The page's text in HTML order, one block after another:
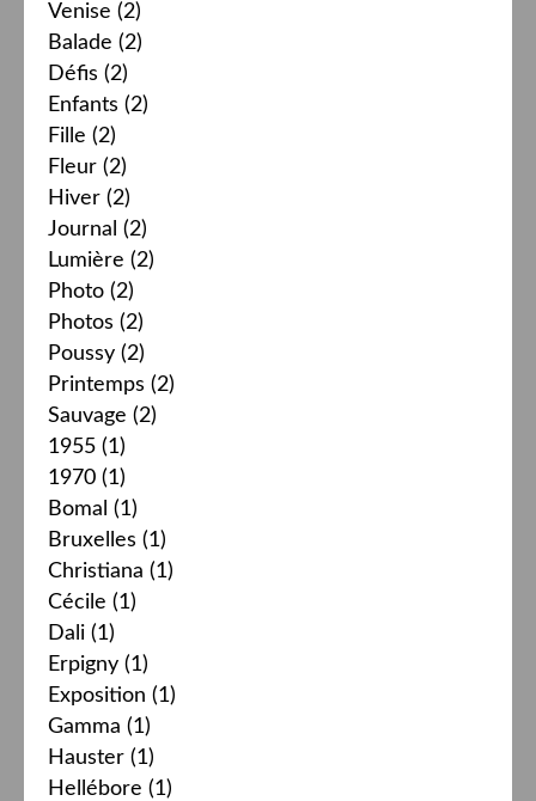
Venise (2)
Balade (2)
Défis (2)
Enfants (2)
Fille (2)
Fleur (2)
Hiver (2)
Journal (2)
Lumière (2)
Photo (2)
Photos (2)
Poussy (2)
Printemps (2)
Sauvage (2)
1955 (1)
1970 (1)
Bomal (1)
Bruxelles (1)
Christiana (1)
Cécile (1)
Dali (1)
Erpigny (1)
Exposition (1)
Gamma (1)
Hauster (1)
Hellébore (1)